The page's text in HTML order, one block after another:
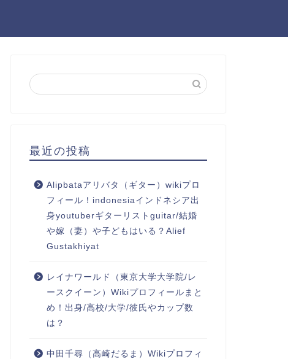
最近の投稿
Alipbataアリバタ（ギター）wikiプロ
フィール！indonesiaインドネシア出
身youtuberギターリストguitar/結婚
や嫁（妻）や子どもはいる？Alief
Gustakhiyat
レイナワールド（東京大学大学院/レ
ースクイーン）Wikiプロフィールまと
め！出身/高校/大学/彼氏やカップ数
は？
中田千尋（高崎だるま）Wikiプロフィ